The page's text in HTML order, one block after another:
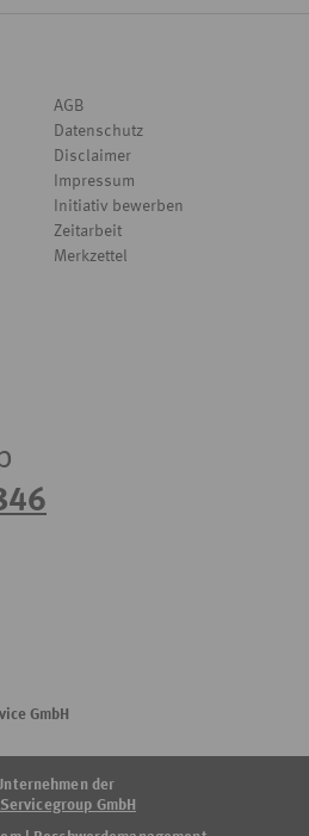
AGB
Datenschutz
Disclaimer
Impressum
Initiativ bewerben
Zeitarbeit
Merkzettel
GmbH
der
GmbH